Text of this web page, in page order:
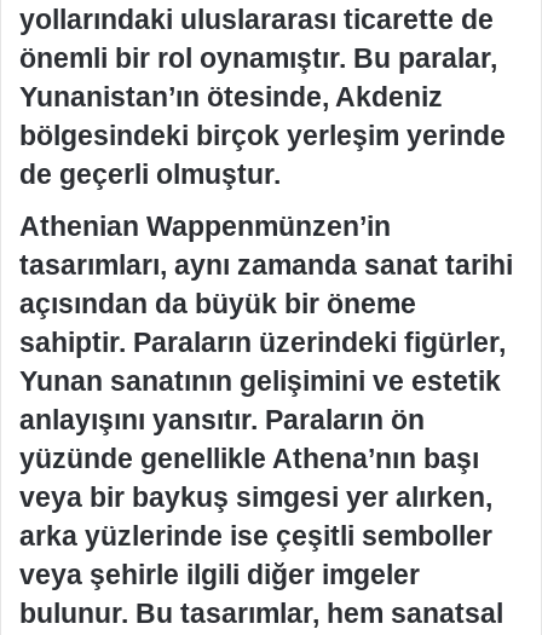
yollarındaki uluslararası ticarette de
önemli bir rol oynamıştır. Bu paralar,
Yunanistan’ın ötesinde, Akdeniz
bölgesindeki birçok yerleşim yerinde
de geçerli olmuştur.
Athenian Wappenmünzen’in
tasarımları, aynı zamanda sanat tarihi
açısından da büyük bir öneme
sahiptir. Paraların üzerindeki figürler,
Yunan sanatının gelişimini ve estetik
anlayışını yansıtır. Paraların ön
yüzünde genellikle Athena’nın başı
veya bir baykuş simgesi yer alırken,
arka yüzlerinde ise çeşitli semboller
veya şehirle ilgili diğer imgeler
bulunur. Bu tasarımlar, hem sanatsal